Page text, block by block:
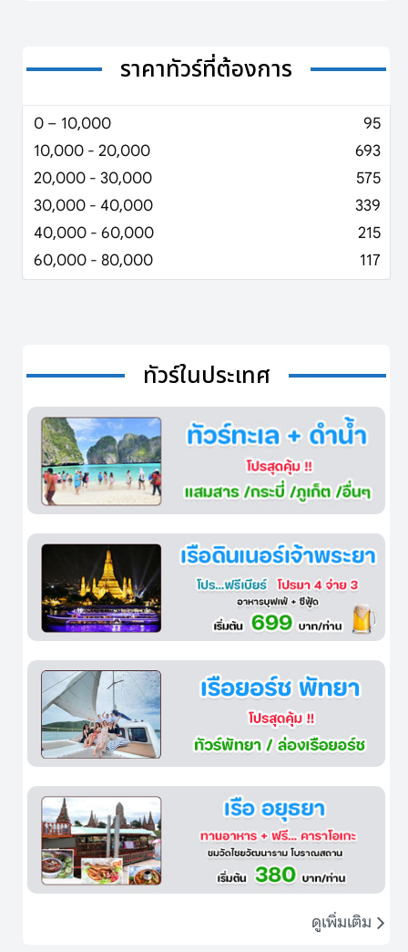
ราคาทัวร์ที่ต้องการ
0 – 10,000
95
10,000 - 20,000
693
20,000 - 30,000
575
30,000 - 40,000
339
40,000 - 60,000
215
60,000 - 80,000
117
ทัวร์ในประเทศ
ดูเพิ่มเติม